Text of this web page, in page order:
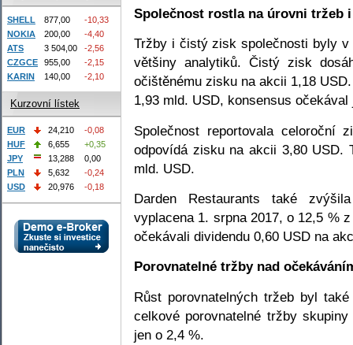
Společnost rostla na úrovni tržeb
Tržby i čistý zisk společnosti byly v
většiny analytiků. Čistý zisk
očištěnému zisku na akcii 1,18
1,93 mld. USD, konsensus
Společnost reportovala
odpovídá zisku na akcii 3,80
mld. USD.
Darden Restaurants také
vyplacena 1. srpna 2017, o 12,5 %
očekávali dividendu 0,60 USD na
Porovnatelné tržby nad
Růst porovnatelných tržeb byl
celkové porovnatelné tržby
jen o 2,4 %.
SHELL 877,00
-10,33
NOKIA
200,00
-4,40
ATS
3 504,00
-2,56
CZGCE
955,00
-2,15
KARIN
140,00 -2,10
Kurzovní lístek
EUR 24,210
-0,08
HUF
6,655
+0,35
JPY
13,288
0,00
PLN
5,632
-0,24
USD
20,976 -0,18